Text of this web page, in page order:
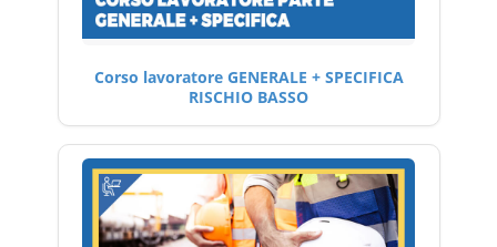
Corso lavoratore GENERALE + SPECIFICA
RISCHIO BASSO